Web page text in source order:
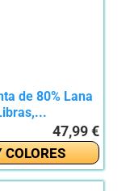
de 80% Lana
47,99 €
COLORES